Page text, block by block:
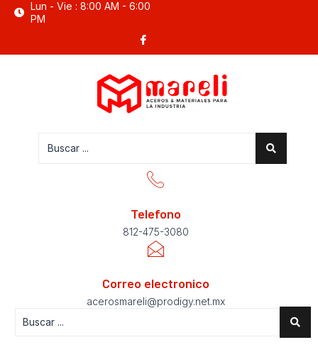
Lun - Vie : 8:00 AM - 6:00
PM
Telefono
812-475-3080
Correo electronico
acerosmareli@prodigy.net.mx